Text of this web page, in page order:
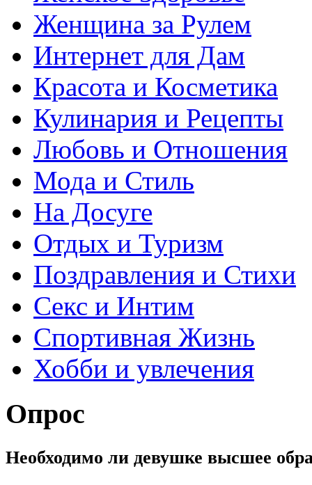
Женщина за Рулем
Интернет для Дам
Красота и Косметика
Кулинария и Рецепты
Любовь и Отношения
Мода и Стиль
На Досуге
Отдых и Туризм
Поздравления и Стихи
Секс и Интим
Спортивная Жизнь
Хобби и увлечения
Опрос
Необходимо ли девушке высшее